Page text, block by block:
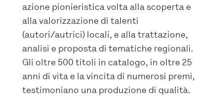
azione pionieristica volta alla scoperta e
alla valorizzazione di talenti
(autori/autrici) locali, e alla trattazione,
analisi e proposta di tematiche regionali.
Gli oltre 500 titoli in catalogo, in oltre 25
anni di vita e la vincita di numerosi premi,
testimoniano una produzione di qualità.